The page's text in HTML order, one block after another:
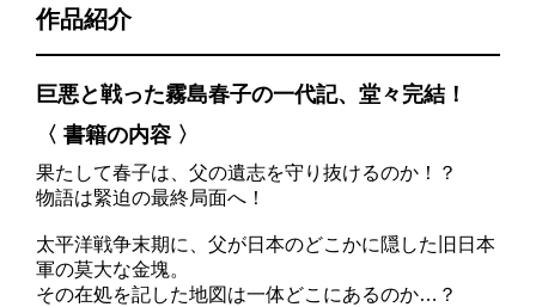
作品紹介
巨悪と戦った霧島春子の一代記、堂々完結！
〈 書籍の内容 〉
果たして春子は、父の遺志を守り抜けるのか！？
物語は緊迫の最終局面へ！
太平洋戦争末期に、父が日本のどこかに隠した旧日本
軍の莫大な金塊。
その在処を記した地図は一体どこにあるのか…？